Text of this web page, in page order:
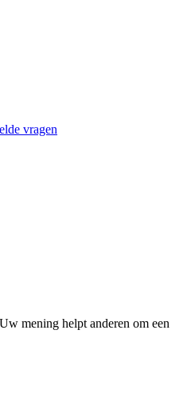
vragen
mening helpt anderen om een